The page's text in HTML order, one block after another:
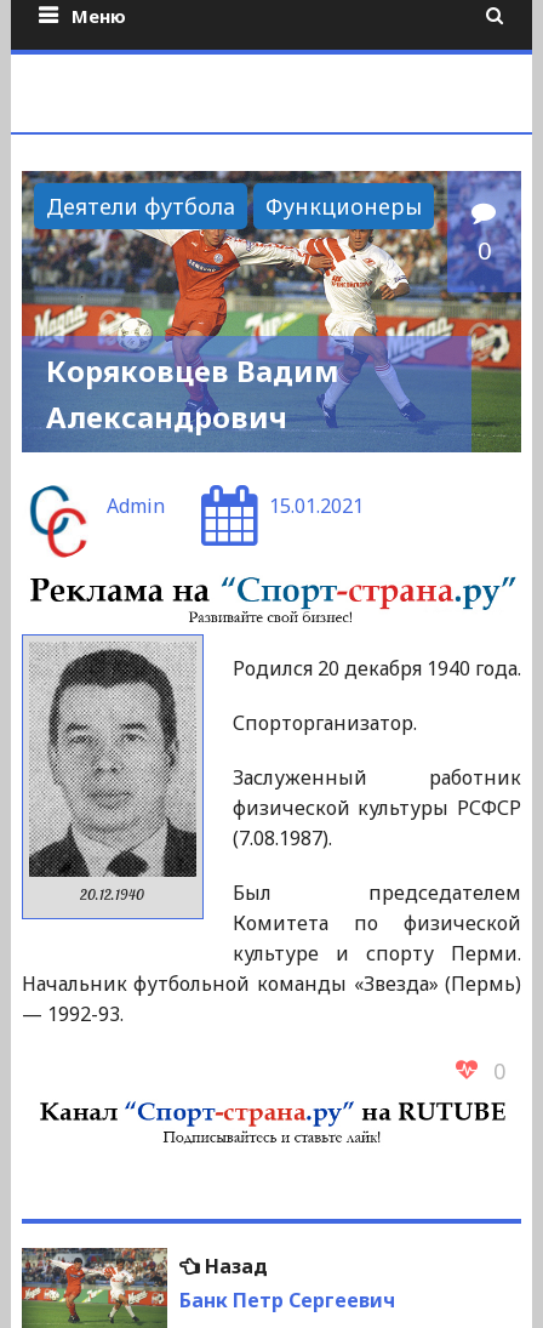
Меню
Деятели футбола Функционеры
0
Коряковцев Вадим
Александрович
Admin 15.01.2021
20.12.1940
Родился 20 декабря 1940 года.
Спорторганизатор.
Заслуженный работник
физической культуры РСФСР
(7.08.1987).
Был председателем
Комитета по физической
культуре и спорту Перми.
Начальник футбольной команды «Звезда» (Пермь)
— 1992-93.
0
Навигация
по
НазадПредыдущая
запись:
Банк Петр Сергеевич